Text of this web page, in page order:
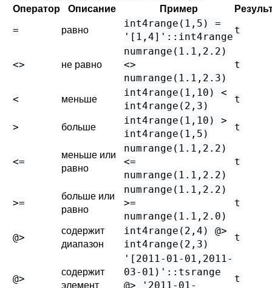
Оператор
Описание Пример
= равно
int4range(1,5) =
'[1,4]'::int4range
t
<> не равно
numrange(1.1,2.2)
<>
numrange(1.1,2.3)
t
< меньше
int4range(1,10) <
int4range(2,3)
t
> больше
int4range(1,10) >
int4range(1,5)
t
<=
меньше или
равно
numrange(1.1,2.2)
<=
numrange(1.1,2.2)
t
>=
больше или
равно
numrange(1.1,2.2)
>=
numrange(1.1,2.0)
t
@>
содержит
диапазон
int4range(2,4) @>
int4range(2,3)
t
@>
содержит
элемент
'[2011-01-01,2011-
03-01)'::tsrange
@> '2011-01-
t